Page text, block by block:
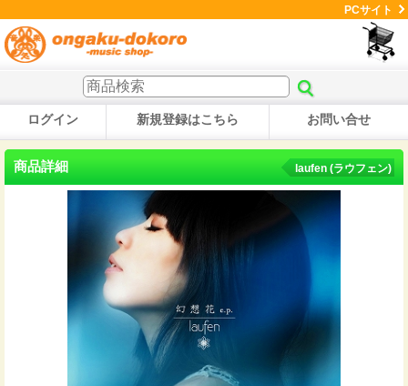
PCサイト
ログイン 新規登録はこちら お問い合せ
商品詳細 laufen (ラウフェン)